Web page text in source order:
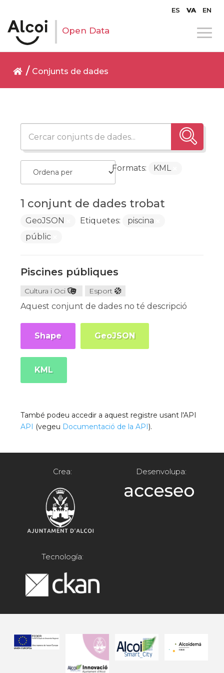
ES VA EN
Open Data
Conjunts de dades
1 conjunt de dades trobat
Formats: KML
GeoJSON Etiquetes:
piscina
públic
Piscines públiques
Cultura i Oci Esport
Aquest conjunt de dades no té descripció
Shape GeoJSON
KML
També podeu accedir a aquest registre usant l'API
API (vegeu Documentació de la API).
Crea: Desenvolupa:
Tecnología: